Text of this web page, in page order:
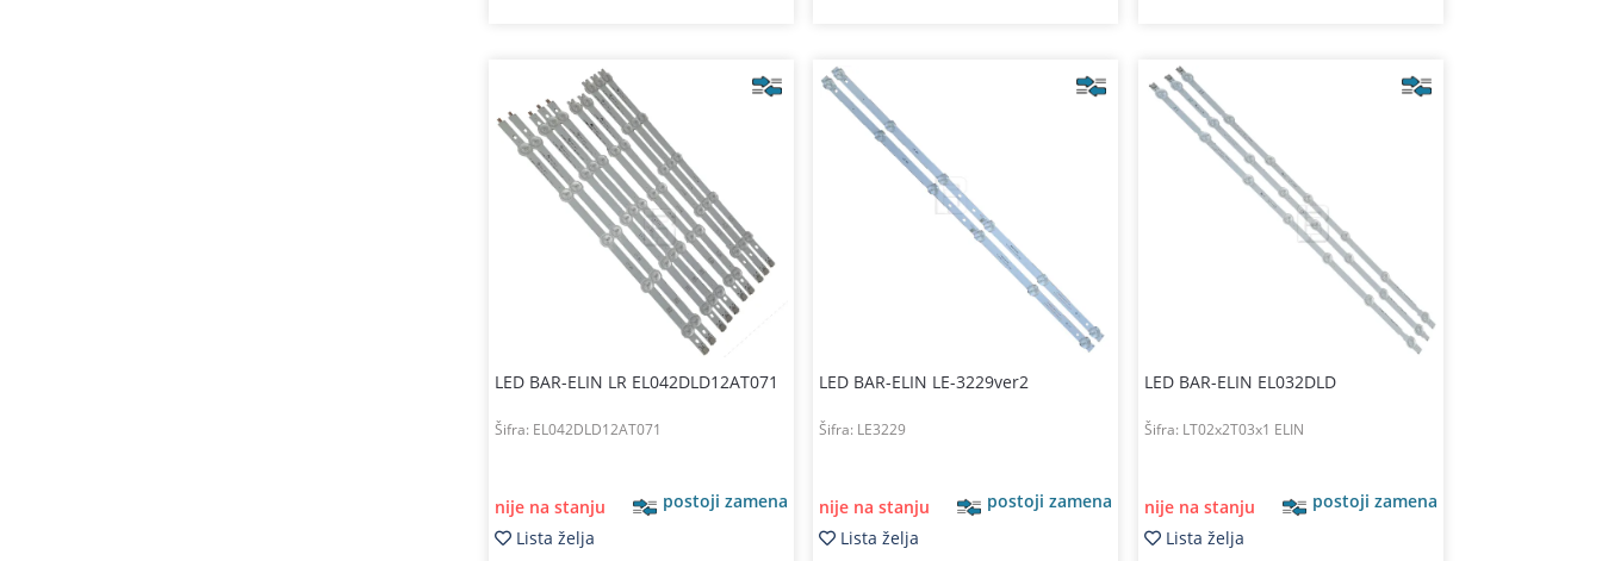
LED BAR-ELIN LR EL042DLD12AT071
Šifra: EL042DLD12AT071
nije na stanju
postoji zamena
Lista želja
LED BAR-ELIN LE-3229ver2
Šifra: LE3229
nije na stanju
postoji zamena
Lista želja
LED BAR-ELIN EL032DLD
Šifra: LT02x2T03x1 ELIN
nije na stanju
postoji zamena
Lista želja